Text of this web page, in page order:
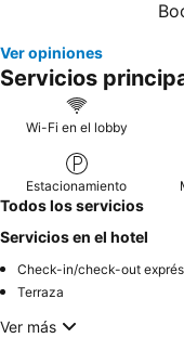
Ver opiniones
Servicios
Wi-Fi en el lobby
Estacionamiento
Todos los servicios
Servicios en el hotel
Check-in/check-out exprés
Terraza
Ver más